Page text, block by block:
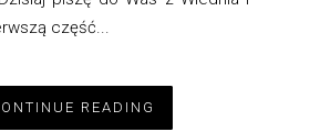
część...
READING